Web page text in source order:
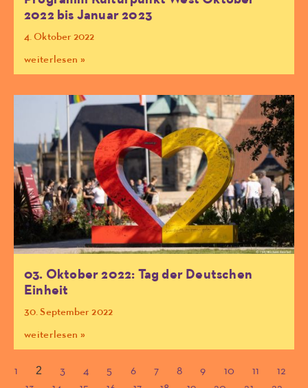
2022 bis Januar 2023
4. Oktober 2022
weiterlesen »
03. Oktober 2022: Tag der Deutschen
Einheit
30. September 2022
weiterlesen »
1 2 3 4 5 6 7 8 9 10 11
12